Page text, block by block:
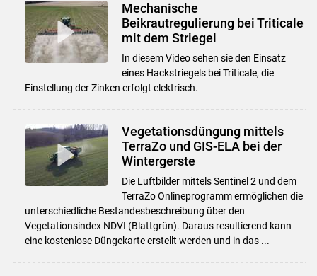
Mechanische
Beikrautregulierung bei Triticale
mit dem Striegel
In diesem Video sehen sie den Einsatz
eines Hackstriegels bei Triticale, die
Einstellung der Zinken erfolgt elektrisch.
Vegetationsdüngung mittels
TerraZo und GIS-ELA bei der
Wintergerste
Die Luftbilder mittels Sentinel 2 und dem
TerraZo Onlineprogramm ermöglichen die
unterschiedliche Bestandesbeschreibung über den
Vegetationsindex NDVI (Blattgrün). Daraus resultierend kann
eine kostenlose Düngekarte erstellt werden und in das ...